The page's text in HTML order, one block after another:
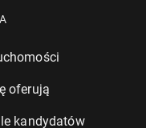
oferują
kandydatów